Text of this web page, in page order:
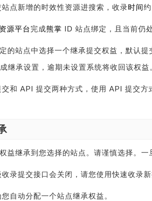
点新增的时效性资源进搜索，收录时间
源平台完成熊掌 ID 站点绑定，且当前仍
的站点中选择一个继承提交权益，默认
继承设置，逾期未设置系统将收回该权益
和 API 提交两种方式，使用 API 提交方
益继承到您选择的站点。请谨慎选择。一
录提交接口会关闭，请您使用快速收录
自动分配一个站点继承权益。